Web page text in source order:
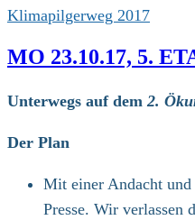
km)
Klimapilgerweg 2017
MO 23.10.17, 5.
Unterwegs auf dem2.
Der Plan
Mit einer Andacht
Presse. Wir